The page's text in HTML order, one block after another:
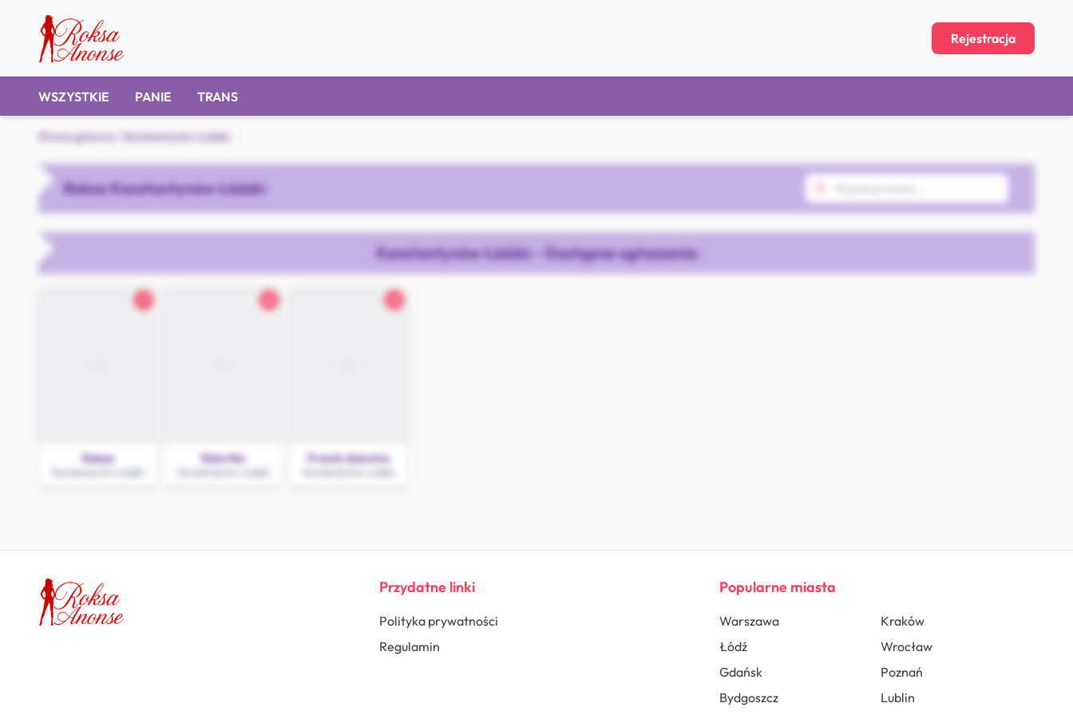
Rejestracja
WSZYSTKIE PANIE TRANS
Strona główna Konstantynów Łódzki
Roksa Konstantynów Łódzki
Konstantynów Łódzki - Dostępne ogłoszenia
Raissa Eskortka Prawie dziewica
Przydatne linki
Polityka prywatności
Regulamin
Popularne miasta
Warszawa
Kraków
Łódź
Wrocław
Gdańsk
Poznań
Bydgoszcz
Lublin